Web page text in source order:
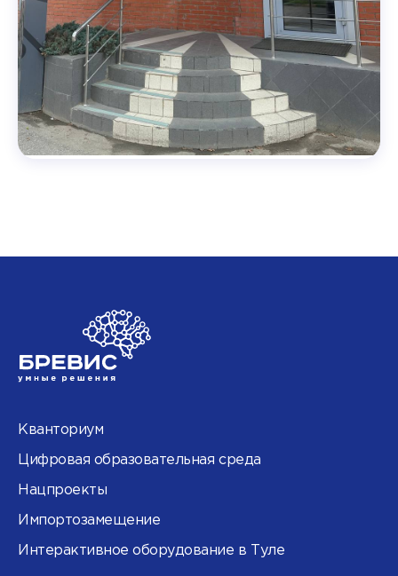
Кванториум
Цифровая образовательная среда
Нацпроекты
Импортозамещение
Интерактивное оборудование в Туле